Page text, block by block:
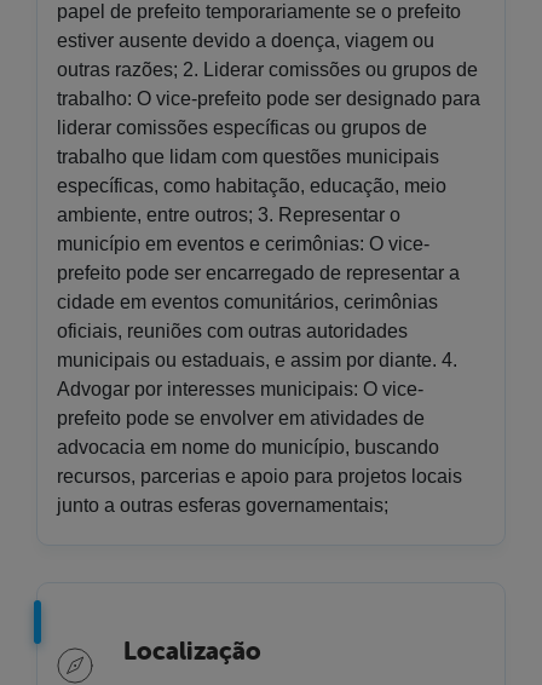
papel de prefeito temporariamente se o prefeito
estiver ausente devido a doença, viagem ou
outras razões; 2. Liderar comissões ou grupos de
trabalho: O vice-prefeito pode ser designado para
liderar comissões específicas ou grupos de
trabalho que lidam com questões municipais
específicas, como habitação, educação, meio
ambiente, entre outros; 3. Representar o
município em eventos e cerimônias: O vice-
prefeito pode ser encarregado de representar a
cidade em eventos comunitários, cerimônias
oficiais, reuniões com outras autoridades
municipais ou estaduais, e assim por diante. 4.
Advogar por interesses municipais: O vice-
prefeito pode se envolver em atividades de
advocacia em nome do município, buscando
recursos, parcerias e apoio para projetos locais
junto a outras esferas governamentais;
Localização